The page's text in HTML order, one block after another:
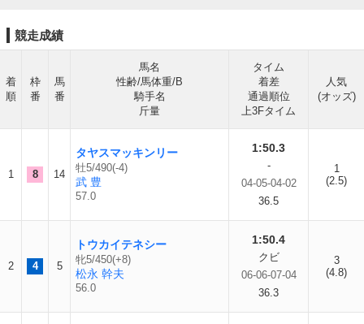
競走成績
着
順
枠
番
馬
番
馬名
性齢/馬体重/B
騎手名
斤量
タイム
着差
通過順位
上3Fタイム
人気
(オッズ)
1 8 14
タヤスマッキンリー
牡5/490(-4)
武 豊
57.0
1:50.3
-
04-05-04-02
36.5
1
(2.5)
2 4 5
トウカイテネシー
牝5/450(+8)
松永 幹夫
56.0
1:50.4
クビ
06-06-07-04
36.3
3
(4.8)